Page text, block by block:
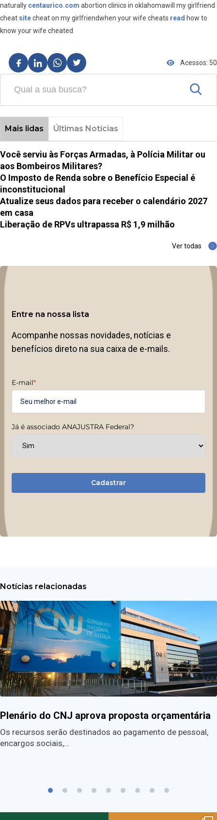
naturally centaurico.com abortion clinics in oklahomawill my girlfriend
cheat sitecheat on my girlfriendwhen your wife cheats read how to
know your wife cheated
Acessos: 50
Mais lidas Últimas Notícias
Você serviu às Forças Armadas, à Polícia Militar ou
aos Bombeiros Militares?
O Imposto de Renda sobre o Benefício Especial é
inconstitucional
Atualize seus dados para receber o calendário 2027
em casa
Liberação de RPVs ultrapassa R$ 1,9 milhão
Ver todas
Entre na nossa lista
Acompanhe nossas novidades, notícias e
benefícios direto na sua caixa de e-mails.
E-mail*
Já é associado ANAJUSTRA Federal?
Cadastrar
Notícias relacionadas
Plenário do CNJ aprova proposta orçamentária
Os recursos serão destinados ao pagamento de pessoal,
encargos sociais,…